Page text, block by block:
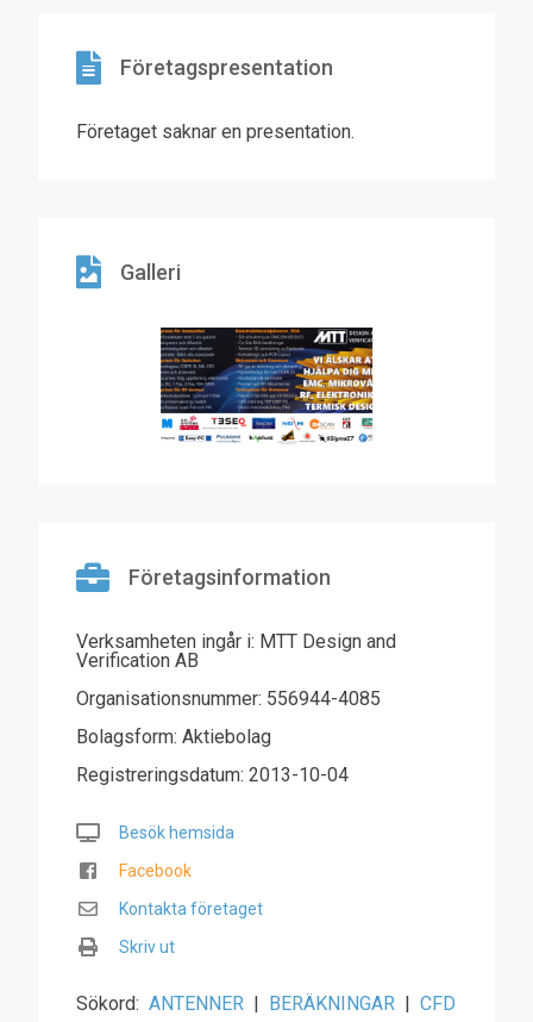
Företagspresentation
Företaget saknar en presentation.
Galleri
Företagsinformation
Verksamheten ingår i: MTT Design and
Verification AB
Organisationsnummer: 556944-4085
Bolagsform: Aktiebolag
Registreringsdatum: 2013-10-04
Besök hemsida
Facebook
Kontakta företaget
Skriv ut
Sökord: ANTENNER | BERÄKNINGAR | CFD